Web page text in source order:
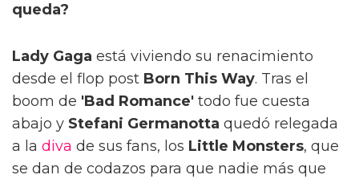
queda?
Lady Gaga está viviendo su renacimiento
desde el flop post Born This Way. Tras el
boom de 'Bad Romance' todo fue cuesta
abajo y Stefani Germanotta quedó relegada
a la diva de sus fans, los Little Monsters, que
se dan de codazos para que nadie más que